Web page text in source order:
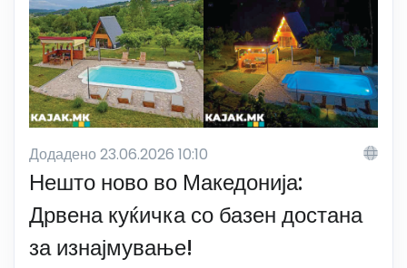
Додадено 23.06.2026 10:10
Нешто ново во Македонија:
Дрвена куќичка со базен достана
за изнајмување!